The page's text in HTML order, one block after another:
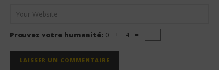
Prouvez votre humanité: 0 + 4 =